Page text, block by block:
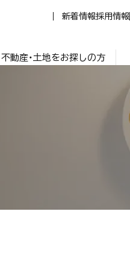
新着情報採用情報
不動産・土地をお探しの方